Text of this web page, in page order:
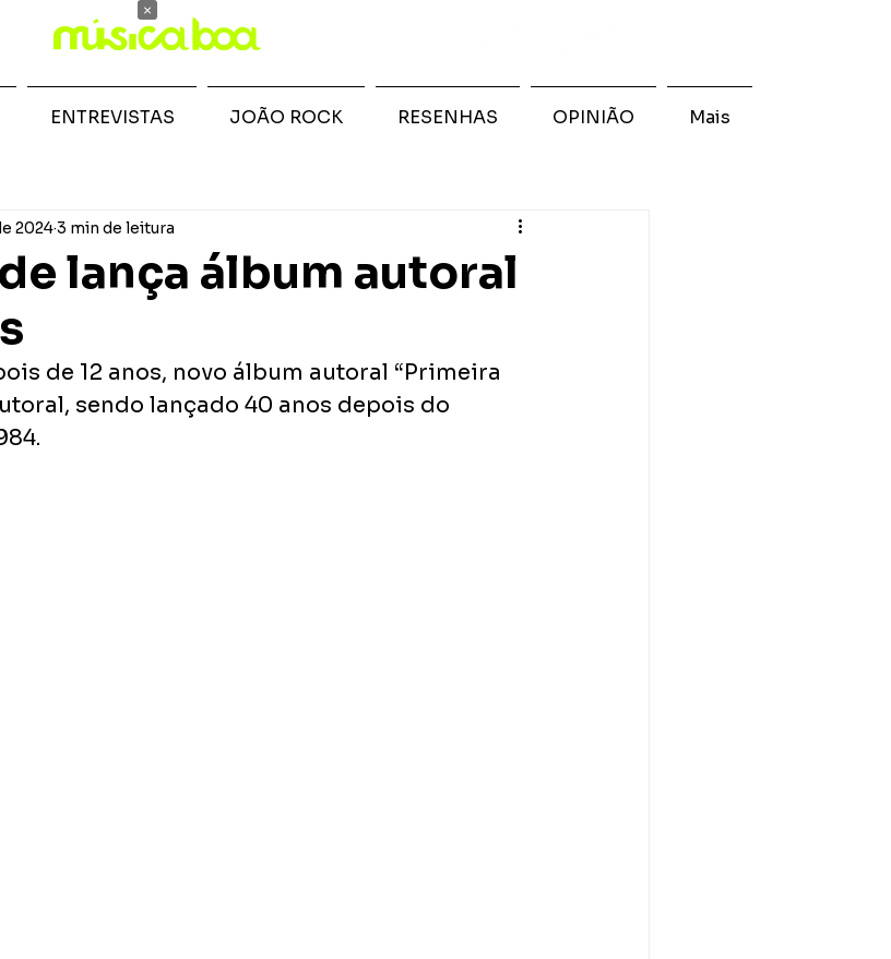
lança álbum autoral
20243 min de leitura
de 12 anos, novo álbum autoral “Primeira
sendo lançado 40 anos depois do
ENTREVISTAS JOÃO ROCK RESENHAS OPINIÃO Mais
×